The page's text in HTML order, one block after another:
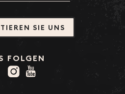
SIE UNS
FOLGEN